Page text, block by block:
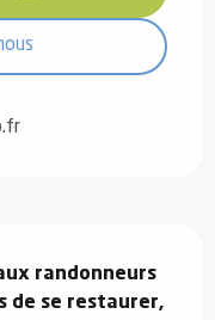
randonneurs
de se restaurer,